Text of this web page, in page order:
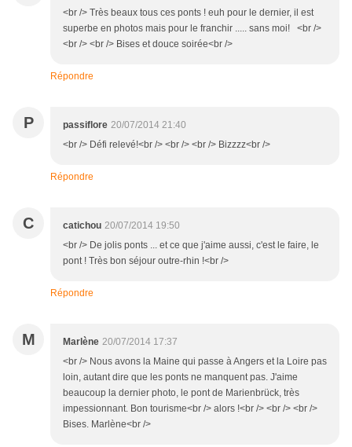
<br /> Très beaux tous ces ponts ! euh pour le dernier, il est
superbe en photos mais pour le franchir ..... sans moi! <br />
<br /> <br /> Bises et douce soirée<br />
Répondre
P passiflore 20/07/2014 21:40
<br /> Défi relevé!<br /> <br /> <br /> Bizzzz<br />
Répondre
C catichou 20/07/2014 19:50
<br /> De jolis ponts ... et ce que j'aime aussi, c'est le faire, le
pont ! Très bon séjour outre-rhin !<br />
Répondre
M Marlène 20/07/2014 17:37
<br /> Nous avons la Maine qui passe à Angers et la Loire pas
loin, autant dire que les ponts ne manquent pas. J'aime
beaucoup la dernier photo, le pont de Marienbrück, très
impessionnant. Bon tourisme<br /> alors !<br /> <br /> <br />
Bises. Marlène<br />